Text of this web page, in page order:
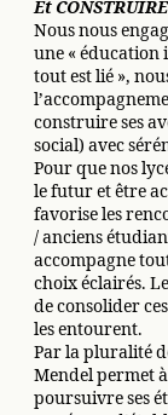
Et
Nous nous
une « éducation
tout est lié »,
construire ses
social) avec
Pour que nos
le futur et être
favorise les
/ anciens
accompagne
choix éclairés.
de consolider
les entourent.
Par la pluralité
Mendel permet
poursuivre ses